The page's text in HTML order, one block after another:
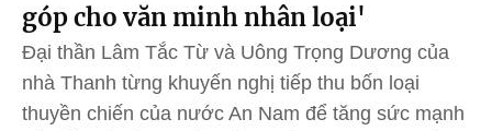
góp cho văn minh nhân loại'
Đại thần Lâm Tắc Từ và Uông Trọng Dương của
nhà Thanh từng khuyến nghị tiếp thu bốn loại
thuyền chiến của nước An Nam để tăng sức mạnh